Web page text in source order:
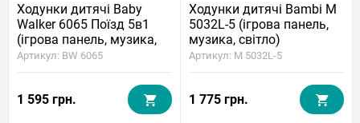
Ходунки дитячі Baby
Walker 6065 Поїзд 5в1
(ігрова панель, музика,
світло, парогенератор,
Артикул: BW 6065
1 595 грн.
Ходунки дитячі Bambi M
5032L-5 (ігрова панель,
музика, світло)
Артикул: M 5032L-5
1 775 грн.